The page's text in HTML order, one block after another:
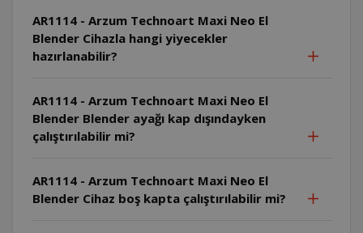
AR1114 - Arzum Technoart Maxi Neo El
Blender Cihazla hangi yiyecekler
hazırlanabilir?
AR1114 - Arzum Technoart Maxi Neo El
Blender Blender ayağı kap dışındayken
çalıştırılabilir mi?
AR1114 - Arzum Technoart Maxi Neo El
Blender Cihaz boş kapta çalıştırılabilir mi?